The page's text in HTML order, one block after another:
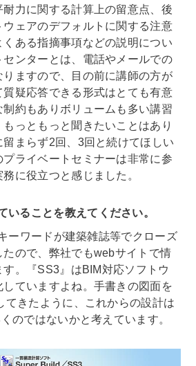
力に関する計算上の留意点、後
ェアのデフォルトに関する注意
ある指摘事項などの説明につい
ンターとは、電話やメールでの
ますので、目の前に講師の方が
疑応答できる形式はとても有意
約もありボリュームも多い講習
っともっと聞きたいことはあり
留まらず2回、3回と続けてほしい
ライベートセミナーは非常に参
に役立つと感じました。
いることを教えてください。
ーワードが建築雑誌等でクローズ
ので、弊社でもwebサイトで情
。『SS3』はBIM対応ソフトウ
していますよね。手書きの図面を
てきたように、これからの設計は
のではないかと考えています。